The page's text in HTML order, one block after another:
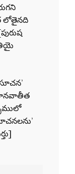
లోతైనది
మానవాతీత